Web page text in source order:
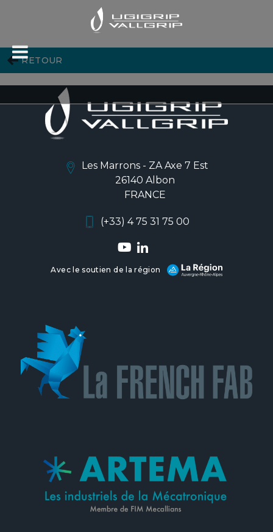
RETOUR
Les Marrons - ZA Axe 7 Est
26140 Albon
FRANCE
(+33) 4 75 31 75 00
Avec le soutien de la région